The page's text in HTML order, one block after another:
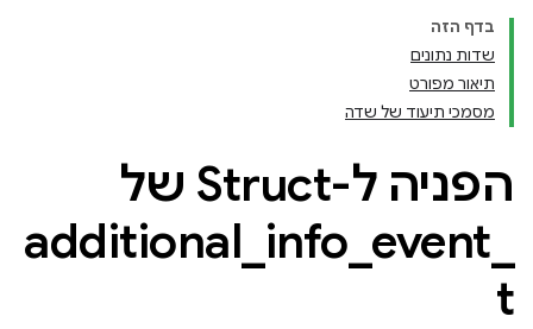
בדף הזה
שדות נתונים
תיאור מפורט
מסמכי תיעוד של שדה
הפניה ל-Struct של
additional info event
t